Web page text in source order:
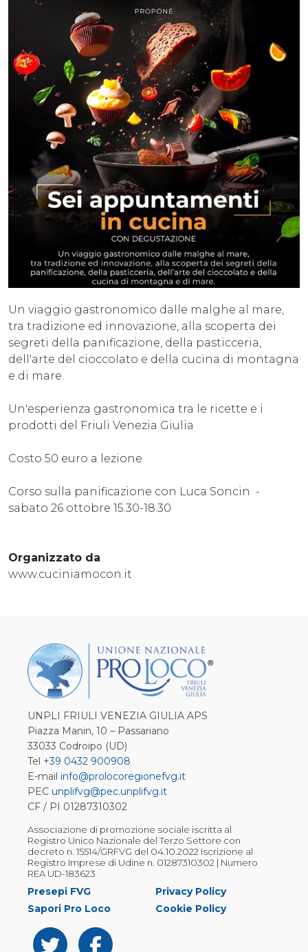
Un viaggio gastronomico dalle malghe al mare,
tra tradizione ed innovazione, alla scoperta dei
segreti della panificazione, della pasticceria,
dell'arte del cioccolato e della cucina di montagna
e di mare.
Un'esperienza gastronomica tra le ricette e i
prodotti del Friuli Venezia Giulia
Costo 50 euro a lezione
Corso sulla panificazione con Luca Soncin -
sabato 26 ottobre 15.30-18.30
Organizzato da
www.cuciniamocon.it
UNPLI FRIULI VENEZIA GIULIA APS
Piazza Manin, 10 – Passariano
33033 Codroipo (UD)
Tel +39 0432 900908
E-mail info@prolocoregionefvg.it
PEC unplifvg@pec.unplifvg.it
CF / PI 01287310302
Associazione di promozione sociale iscritta al
Registro Unico Nazionale del Terzo Settore con
decreto n. 15514/GRFVG del 04.10.2022 Iscrizione al
Registro Imprese di Udine n. 01287310302 | Numero
REA UD-183623
Presepi FVG
Sapori Pro Loco
Privacy Policy
Cookie Policy